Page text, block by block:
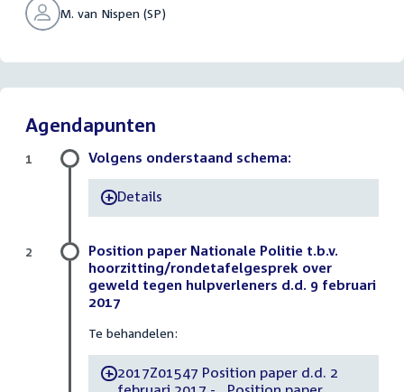
M. van Nispen (SP)
Agendapunten
Volgens onderstaand schema:
-Details
1
Position paper Nationale Politie t.b.v.
hoorzitting/rondetafelgesprek over
geweld tegen hulpverleners d.d. 9 februari
2017
Te behandelen:
-2017Z01547 Position paper d.d. 2
2